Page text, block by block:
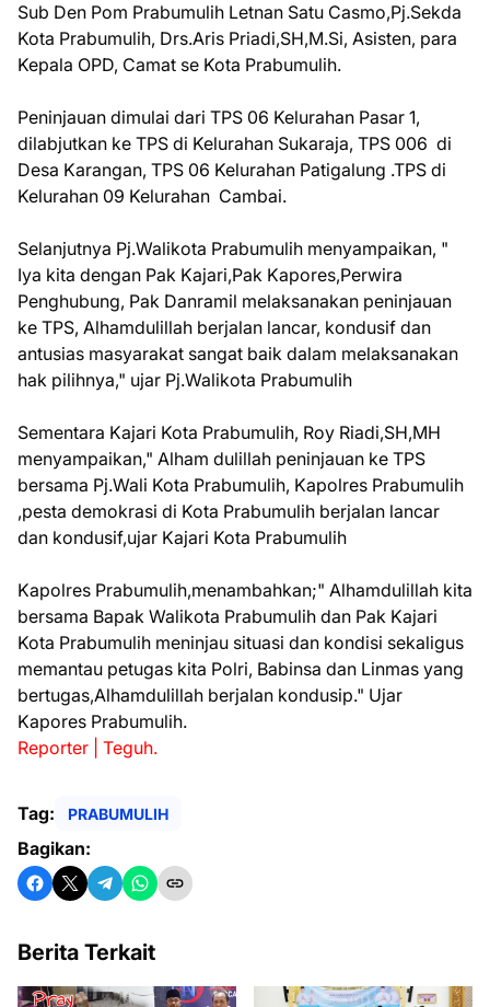
Sub Den Pom Prabumulih Letnan Satu Casmo,Pj.Sekda
Kota Prabumulih, Drs.Aris Priadi,SH,M.Si, Asisten, para
Kepala OPD, Camat se Kota Prabumulih.
Peninjauan dimulai dari TPS 06 Kelurahan Pasar 1,
dilabjutkan ke TPS di Kelurahan Sukaraja, TPS 006 di
Desa Karangan, TPS 06 Kelurahan Patigalung .TPS di
Kelurahan 09 Kelurahan Cambai.
Selanjutnya Pj.Walikota Prabumulih menyampaikan, "
Iya kita dengan Pak Kajari,Pak Kapores,Perwira
Penghubung, Pak Danramil melaksanakan peninjauan
ke TPS, Alhamdulillah berjalan lancar, kondusif dan
antusias masyarakat sangat baik dalam melaksanakan
hak pilihnya," ujar Pj.Walikota Prabumulih
Sementara Kajari Kota Prabumulih, Roy Riadi,SH,MH
menyampaikan," Alham dulillah peninjauan ke TPS
bersama Pj.Wali Kota Prabumulih, Kapolres Prabumulih
,pesta demokrasi di Kota Prabumulih berjalan lancar
dan kondusif,ujar Kajari Kota Prabumulih
Kapolres Prabumulih,menambahkan;" Alhamdulillah kita
bersama Bapak Walikota Prabumulih dan Pak Kajari
Kota Prabumulih meninjau situasi dan kondisi sekaligus
memantau petugas kita Polri, Babinsa dan Linmas yang
bertugas,Alhamdulillah berjalan kondusip." Ujar
Kapores Prabumulih.
Reporter | Teguh.
Tag: PRABUMULIH
Bagikan:
Berita Terkait